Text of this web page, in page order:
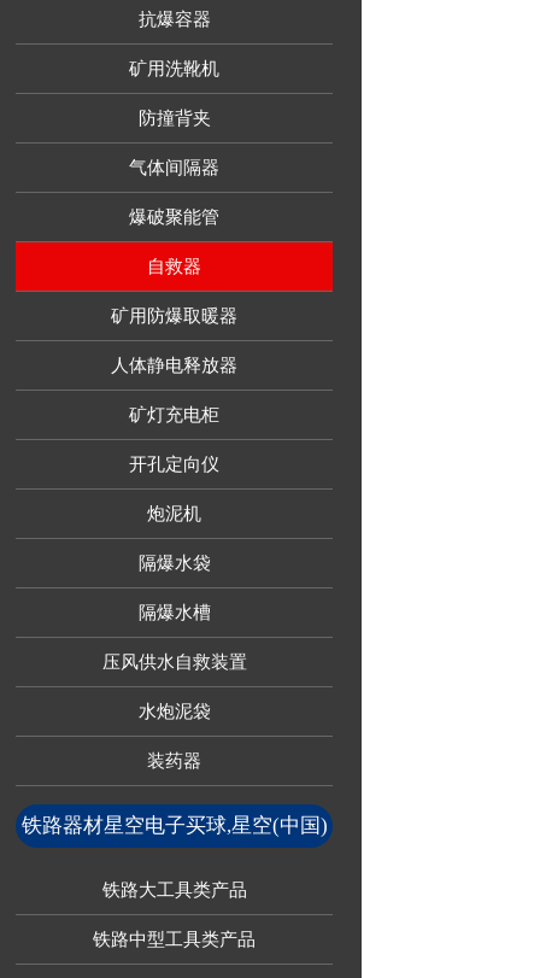
抗爆容器
矿用洗靴机
防撞背夹
气体间隔器
爆破聚能管
自救器
矿用防爆取暖器
人体静电释放器
矿灯充电柜
开孔定向仪
炮泥机
隔爆水袋
隔爆水槽
压风供水自救装置
水炮泥袋
装药器
铁路器材星空电子买球,星空(中国)
铁路大工具类产品
铁路中型工具类产品